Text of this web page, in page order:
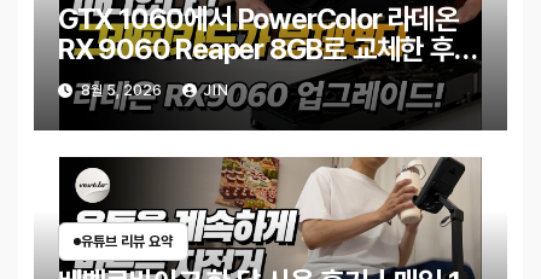
GTX 1060에서 PowerColor 라데온
RX 9060 Reaper 8GB로 교체한 후기
｜엘든링·몬스터 헌터 와일즈 체감 변화
8월 5, 2026 JIN
유튜브 리뷰 요약